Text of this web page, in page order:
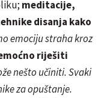
meditacije,
disanja kako
emociju straha kroz
riješiti
nešto učiniti. Svaki
za opuštanje.